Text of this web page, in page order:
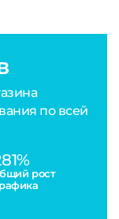
по всей
рост